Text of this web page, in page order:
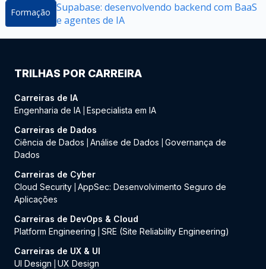
Formação Supabase: desenvolvendo backend com BaaS
e agentes de IA
TRILHAS POR CARREIRA
Carreiras de IA
Engenharia de IA Especialista em IA
Carreiras de Dados
Ciência de Dados
Análise de Dados
Governança de
Dados
Carreiras de Cyber
Cloud Security AppSec: Desenvolvimento Seguro de
Aplicações
Carreiras de DevOps & Cloud
Platform Engineering
SRE (Site Reliability Engineering)
Carreiras de UX & UI
UI Design
UX Design